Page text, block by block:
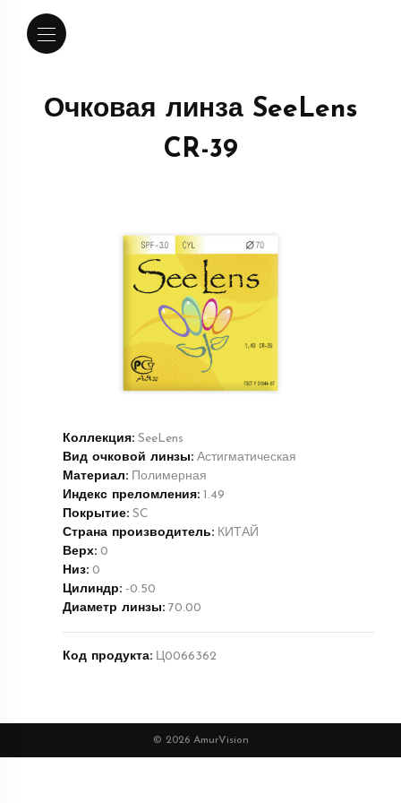
Очковая линза SeeLens
CR-39
Коллекция: SeeLens
Вид очковой линзы: Астигматическая
Материал: Полимерная
Индекс преломления: 1.49
Покрытие: SC
Страна производитель: КИТАЙ
Верх: 0
Низ: 0
Цилиндр: -0.50
Диаметр линзы: 70.00
Код продукта: Ц0066362
© 2026 AmurVision